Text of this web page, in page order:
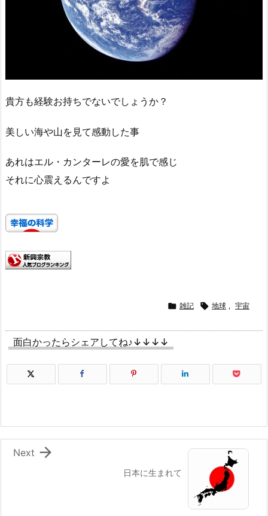
貴方も経験お持ちでないでしょうか？
美しい海や山を見て感動した事
あれはエル・カンターレの愛を肌で感じ
それに心震えるんですよ
 雑記  地球 , 宇宙
面白かったらシェアしてね♪↓↓↓↓
日本に生まれて

Next